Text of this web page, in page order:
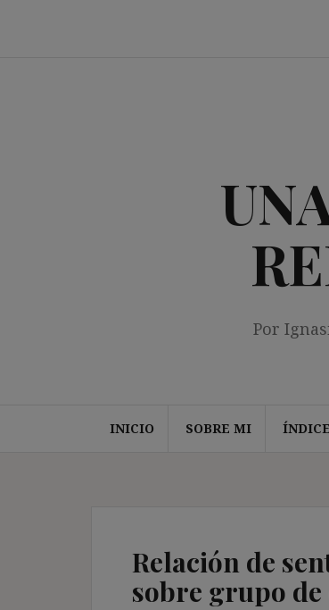
Por
INICIO SOBRE MI
Relación de
sobre grupo de